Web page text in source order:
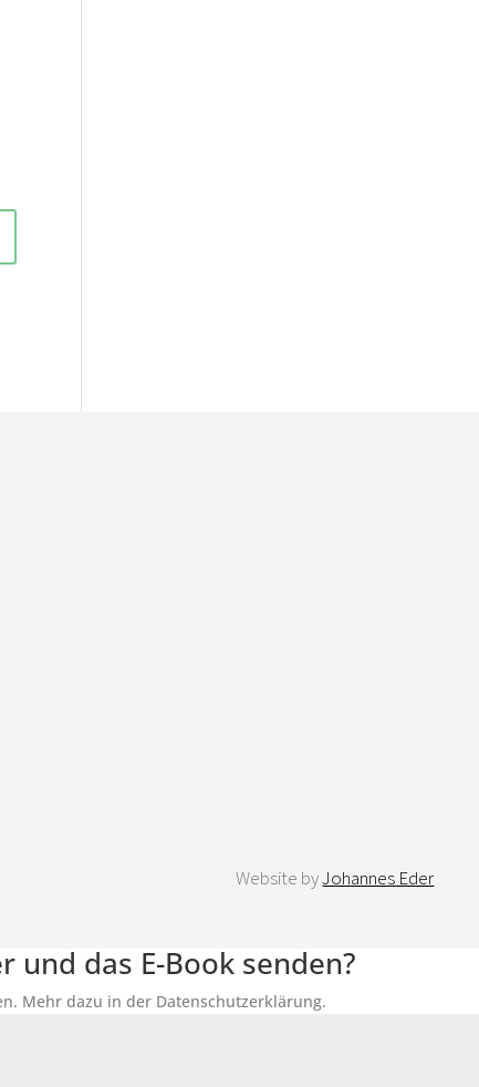
Website byJohannes Eder
das E-Book senden?
Mehr dazu in der Datenschutzerklärung.